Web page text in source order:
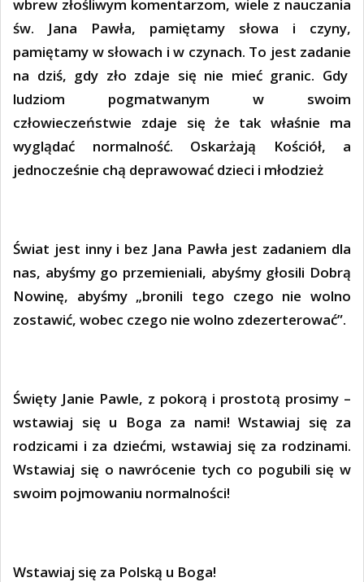
wbrew złośliwym komentarzom, wiele z nauczania
św. Jana Pawła, pamiętamy słowa i czyny,
pamiętamy w słowach i w czynach. To jest zadanie
na dziś, gdy zło zdaje się nie mieć granic. Gdy
ludziom pogmatwanym w swoim
człowieczeństwie zdaje się że tak właśnie ma
wyglądać normalność. Oskarżają Kościół, a
jednocześnie chą deprawować dzieci i młodzież
Świat jest inny i bez Jana Pawła jest zadaniem dla
nas, abyśmy go przemieniali, abyśmy głosili Dobrą
Nowinę, abyśmy „bronili tego czego nie wolno
zostawić, wobec czego nie wolno zdezerterować”.
Święty Janie Pawle, z pokorą i prostotą prosimy –
wstawiaj się u Boga za nami! Wstawiaj się za
rodzicami i za dziećmi, wstawiaj się za rodzinami.
Wstawiaj się o nawrócenie tych co pogubili się w
swoim pojmowaniu normalności!
Wstawiaj się za Polską u Boga!